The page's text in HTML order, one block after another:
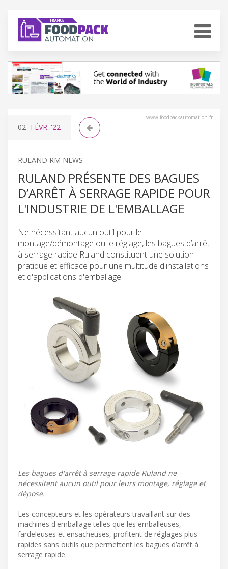
www.foodpackautomation.fr
02 FÉVR. '22
RULAND RM NEWS
RULAND PRÉSENTE DES BAGUES
D’ARRÊT À SERRAGE RAPIDE POUR
L'INDUSTRIE DE L'EMBALLAGE
Ne nécessitant aucun outil pour le
montage/démontage ou le réglage, les bagues d’arrêt
à serrage rapide Ruland constituent une solution
pratique et efficace pour une multitude d'installations
et d'applications d'emballage.
Les bagues d'arrêt à serrage rapide Ruland ne
nécessitent aucun outil pour leurs montage, réglage et
dépose.
Les concepteurs et les opérateurs travaillant sur des
machines d'emballage telles que les emballeuses,
fardeleuses et ensacheuses, profitent de réglages plus
rapides sans outils que permettent les bagues d’arrêt à
serrage rapide.